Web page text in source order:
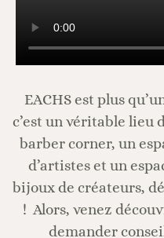
EACHS est plus
c’est un véritable lieu
barber corner, un
d’artistes et un
bijoux de créateurs,
! Alors, venez
demander